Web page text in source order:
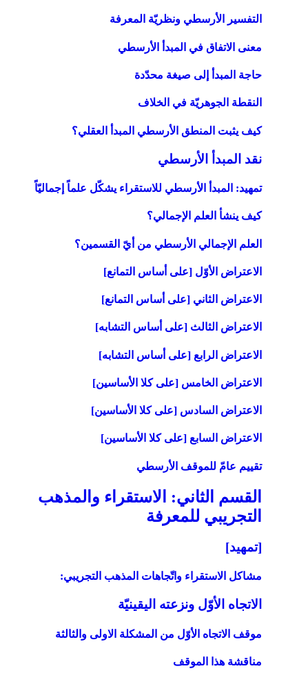
التفسير الأرسطي ونظريّة المعرفة
معنى الاتفاق في المبدأ الأرسطي
حاجة المبدأ إلى صيغة محدّدة
النقطة الجوهريّة في الخلاف
كيف يثبت المنطق الأرسطي المبدأ العقلي؟
نقد المبدأ الأرسطي‏
تمهيد: المبدأ الأرسطي للاستقراء يشكّل علماً إجماليّاً
كيف ينشأ العلم الإجمالي؟
العلم الإجمالي الأرسطي من أيّ القسمين؟
الاعتراض الأوّل [على أساس التمانع‏]
الاعتراض الثاني [على أساس التمانع‏]
الاعتراض الثالث [على أساس التشابه‏]
الاعتراض الرابع [على أساس التشابه‏]
الاعتراض الخامس [على كلا الأساسين‏]
الاعتراض السادس [على كلا الأساسين‏]
الاعتراض السابع [على كلا الأساسين‏]
تقييم عامّ للموقف الأرسطي
القسم الثاني: الاستقراء والمذهب
التجريبي للمعرفة
[تمهيد]
مشاكل الاستقراء واتّجاهات المذهب التجريبي:
الاتجاه الأوّل ونزعته اليقينيّة
موقف الاتجاه الأوّل من المشكلة الاولى والثالثة
مناقشة هذا الموقف